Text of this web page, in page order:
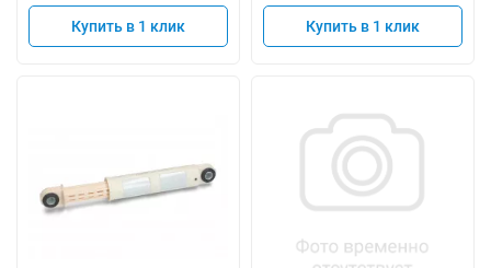
Купить в 1 клик Купить в 1 клик